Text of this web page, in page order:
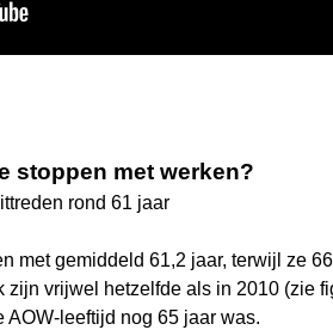
stoppen met werken?
rond 61 jaar
met gemiddeld 61,2 jaar, terwijl ze
vrijwel hetzelfde als in 2010 (zie
AOW-leeftijd nog 65 jaar was.